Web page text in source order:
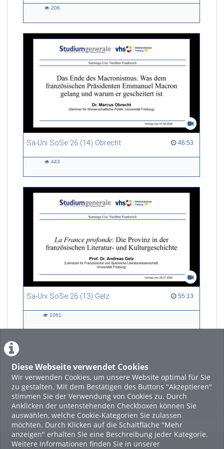
Diese Webseite verwendet Cookies
Wir verwenden Cookies, um unsere Website optimal für Sie
zu gestalten. Mit dem Bestätigen des Buttons "Akzeptieren"
stimmen Sie der Verwendung von Cookies zu. Durch
Anklicken der untenstehenden Checkboxen können Sie
auswählen, welche Cookie-Kategorien Sie zulassen
möchten. Durch Klicken auf die Schaltfläche "Mehr
anzeigen" erhalten Sie eine Beschreibung jeder Kategorie.
Weitere Informationen finden Sie in unserer
206
Sa-Uni SoSe 26 (14) Obrecht 46:53
46:53 duration
443
Sa-Uni SoSe 26 (13) Gelz 55:13
55:13 duration
1061
LADE MEHR
Featured
Beliebtheit